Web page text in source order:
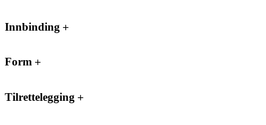
Innbinding
Form
Tilrettelegging